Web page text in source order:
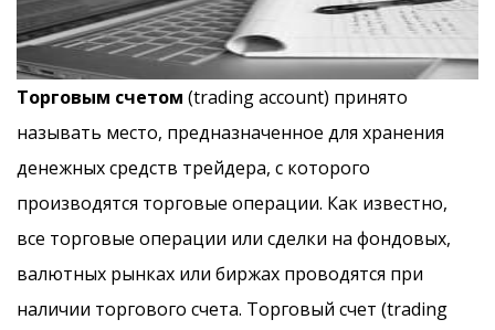
Торговым счетом (trading account) принято
называть место, предназначенное для хранения
денежных средств трейдера, с которого
производятся торговые операции. Как известно,
все торговые операции или сделки на фондовых,
валютных рынках или биржах проводятся при
наличии торгового счета. Торговый счет (trading